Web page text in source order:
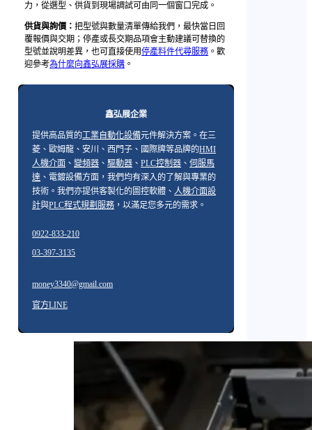
力，從選型、供貨到現場調試可由同一個窗口完成。
供貨與詢價：把型號與數量清單傳給我們，最快當日回
覆報價與交期；停產或長交期品項會主動建議可替換的
型號並說明差異，也可直接使用停產料件代尋服務 。歡
迎參考為什麼向鑫弘展採購 。
鑫弘展企業
提供高品質的工業自動化設備元件解決方案。在三
菱、歐姆龍、安川、西門子、國際牌等品牌的HMI
人機介面 、變頻器 、驅動器 、PLC控制器 、伺服馬
達 、電鍍設備方面，我們均有深入的了解與專業的
技術。我們亦提供客製化的圖控軟體、人機介面設
計與PLC程式規劃服務 ，以滿足您多元的需求。
0922-833-210
03-397-3135
money3340@gmail.com
官方LINE